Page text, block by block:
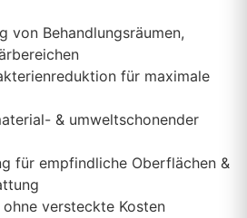
von Behandlungsräumen,
für maximale
& umweltschonender
für empfindliche Oberflächen &
versteckte Kosten